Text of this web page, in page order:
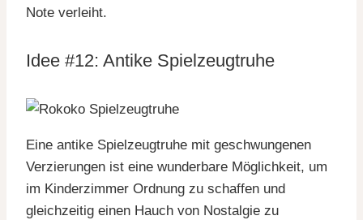
Note verleiht.
Idee #12: Antike Spielzeugtruhe
Eine antike Spielzeugtruhe mit geschwungenen
Verzierungen ist eine wunderbare Möglichkeit, um
im Kinderzimmer Ordnung zu schaffen und
gleichzeitig einen Hauch von Nostalgie zu